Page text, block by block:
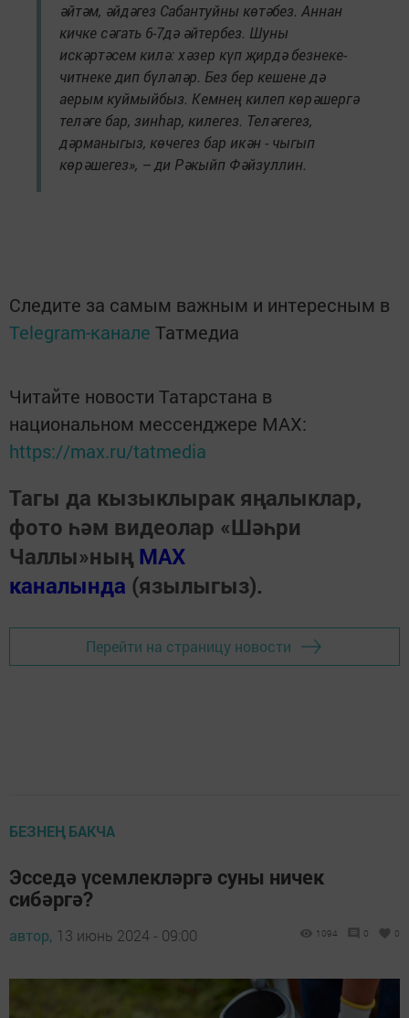
әйтәм, әйдәгез Сабантуйны көтәбез. Аннан
кичке сәгать 6-7дә әйтербез. Шуны
искәртәсем килә: хәзер күп җирдә безнеке-
читнеке дип бүләләр. Без бер кешене дә
аерым куймыйбыз. Кемнең килеп көрәшергә
теләге бар, зинһар, килегез. Теләгегез,
дәрманыгыз, көчегез бар икән - чыгып
көрәшегез», – ди Рәкыйп Фәйзуллин.
Следите за самым важным и интересным в
Telegram-канале Татмедиа
Читайте новости Татарстана в
национальном мессенджере MАХ:
https://max.ru/tatmedia
Тагы да кызыклырак яңалыклар,
фото һәм видеолар «Шәһри
Чаллы»ның MAX
каналында (язылыгыз).
Перейти на страницу новости
БЕЗНЕҢ БАКЧА
Эсседә үсемлекләргә суны ничек
сибәргә?
автор, 13 июнь 2024 - 09:00 1094 0 0